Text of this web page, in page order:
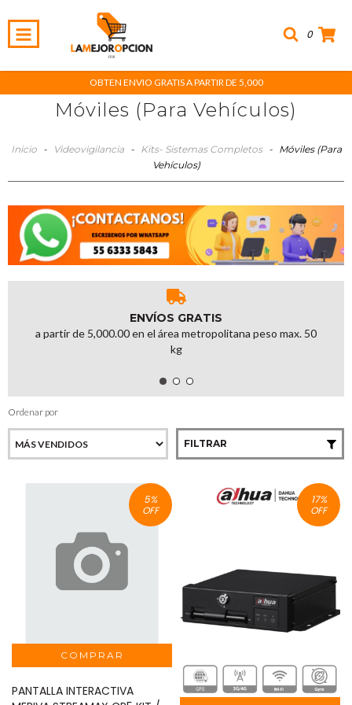
0
OBTEN ENVIO GRATIS A PARTIR DE 5,000
Móviles (Para Vehículos)
Inicio - Videovigilancia - Kits- Sistemas Completos -
Móviles (Para
Vehículos)
ENVÍOS GRATIS
a partir de 5,000.00 en el área metropolitana peso max. 50
kg
Ordenar por
FILTRAR
5%
OFF
PANTALLA INTERACTIVA
17%
OFF